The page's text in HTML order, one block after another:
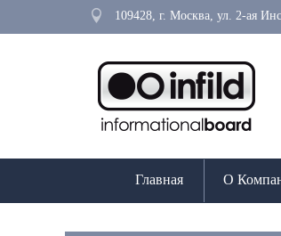
109428, г. Москва, ул. 2-ая
Главная О